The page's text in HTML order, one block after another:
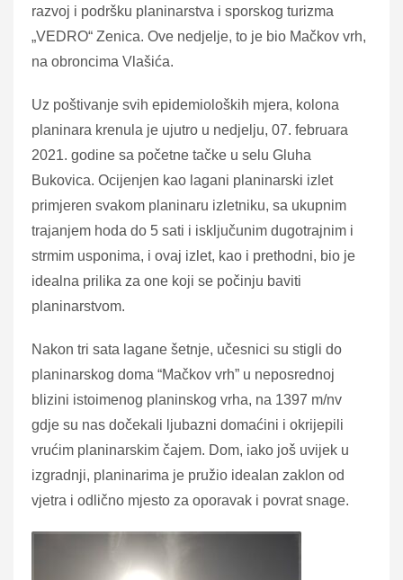
razvoj i podršku planinarstva i sporskog turizma
„VEDRO“ Zenica. Ove nedjelje, to je bio Mačkov vrh,
na obroncima Vlašića.
Uz poštivanje svih epidemioloških mjera, kolona
planinara krenula je ujutro u nedjelju, 07. februara
2021. godine sa početne tačke u selu Gluha
Bukovica. Ocijenjen kao lagani planinarski izlet
primjeren svakom planinaru izletniku, sa ukupnim
trajanjem hoda do 5 sati i isključunim dugotrajnim i
strmim usponima, i ovaj izlet, kao i prethodni, bio je
idealna prilika za one koji se počinju baviti
planinarstvom.
Nakon tri sata lagane šetnje, učesnici su stigli do
planinarskog doma “Mačkov vrh” u neposrednoj
blizini istoimenog planinskog vrha, na 1397 m/nv
gdje su nas dočekali ljubazni domaćini i okrijepili
vrućim planinarskim čajem. Dom, iako još uvijek u
izgradnji, planinarima je pružio idealan zaklon od
vjetra i odlično mjesto za oporavak i povrat snage.